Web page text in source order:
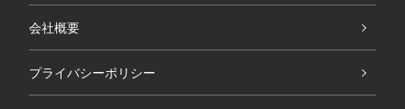
会社概要
プライバシーポリシー